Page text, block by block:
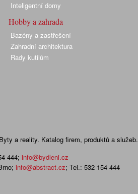
Inteligentní domy
Hobby a zahrada
Bazény a zastřešení
Zahradní architektura
Rady kutilům
a reality. Katalog firem, produktů a služeb.
444; info@bydleni.cz
info@abstract.cz; Tel.: 532 154 444